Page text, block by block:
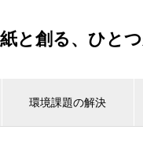
紙と創る、ひとつ
環境課題の解決